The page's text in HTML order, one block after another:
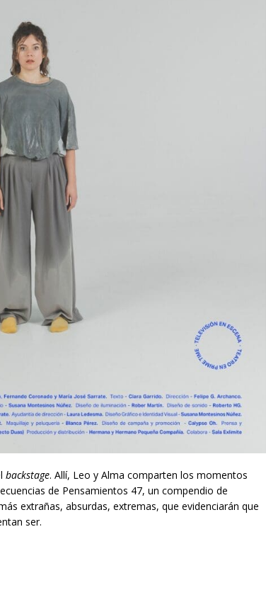
backstage. Allí, Leo y Alma comparten los momentos
de Pensamientos 47, un compendio de
extrañas, absurdas, extremas, que evidenciarán que
ser.